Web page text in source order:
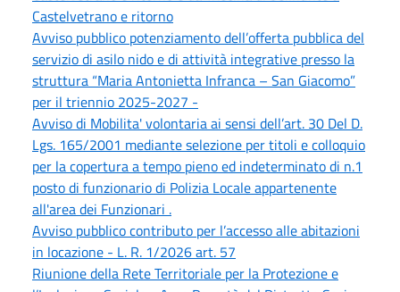
Castelvetrano e ritorno
Avviso pubblico potenziamento dell’offerta pubblica del
servizio di asilo nido e di attività integrative presso la
struttura “Maria Antonietta Infranca – San Giacomo”
per il triennio 2025-2027 -
Avviso di Mobilita' volontaria ai sensi dell’art. 30 Del D.
Lgs. 165/2001 mediante selezione per titoli e colloquio
per la copertura a tempo pieno ed indeterminato di n.1
posto di funzionario di Polizia Locale appartenente
all'area dei Funzionari .
Avviso pubblico contributo per l’accesso alle abitazioni
in locazione - L. R. 1/2026 art. 57
Riunione della Rete Territoriale per la Protezione e